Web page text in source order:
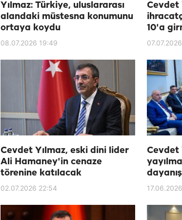
Yılmaz: Türkiye, uluslararası
alandaki müstesna konumunu
ortaya koydu
08.07.2026 19:49
Cevdet
10'a
Cevdet Yılmaz, eski dini lider
Ali Hamaney'in cenaze
törenine katılacak
02.07.2026 22:54
Cevdet